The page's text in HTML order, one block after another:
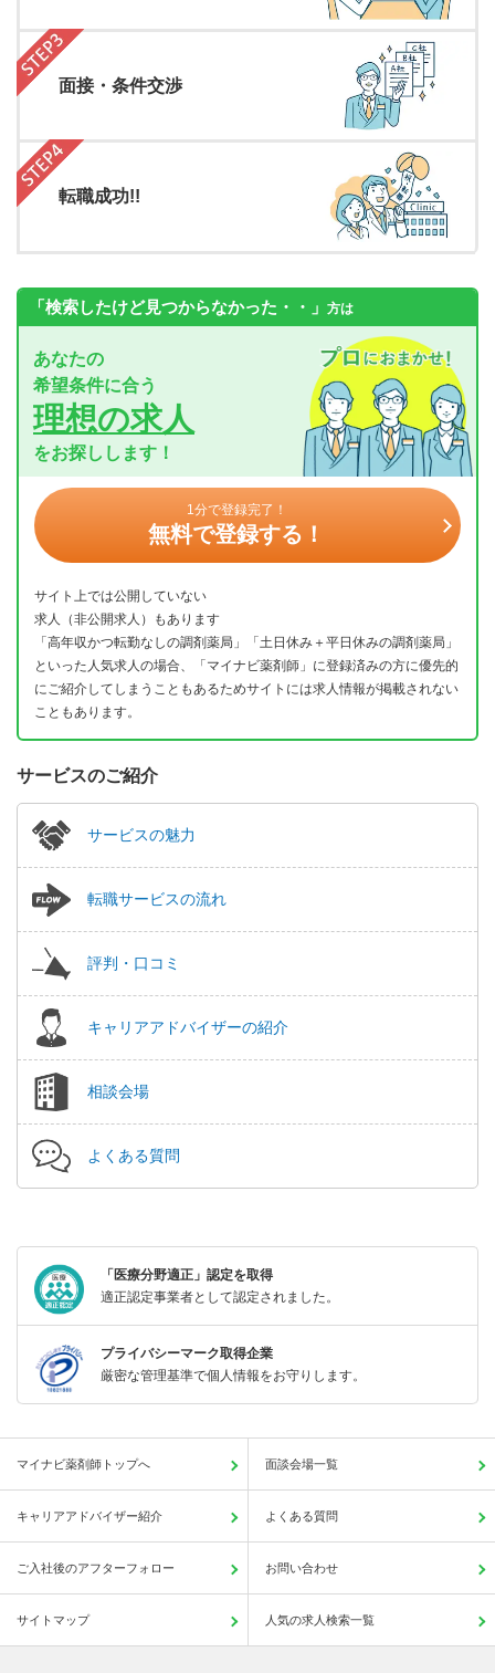
面接・条件交渉
転職成功!!
「検索したけど見つからなかった・・」 方は
あなたの
希望条件に合う
理想の求人
をお探しします！
1分で登録完了！
無料で登録する！
サイト上では公開していない
求人（非公開求人）もあります
「高年収かつ転勤なしの調剤薬局」「土日休み＋平日休みの調剤薬局」
といった人気求人の場合、「マイナビ薬剤師」に登録済みの方に優先的
にご紹介してしまうこともあるためサイトには求人情報が掲載されない
こともあります。
サービスのご紹介
サービスの魅力
転職サービスの流れ
評判・口コミ
キャリアアドバイザーの紹介
相談会場
よくある質問
「医療分野適正」認定を取得
適正認定事業者として認定されました。
プライバシーマーク取得企業
厳密な管理基準で個人情報をお守りします。
マイナビ薬剤師トップへ 面談会場一覧
キャリアアドバイザー紹介 よくある質問
ご入社後のアフターフォロー お問い合わせ
サイトマップ 人気の求人検索一覧